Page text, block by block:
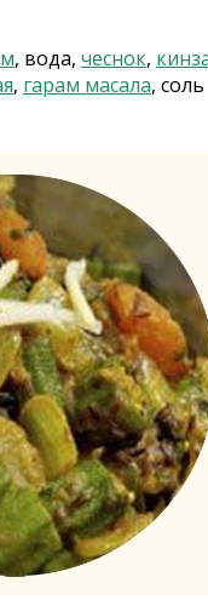
, вода, чеснок,
, гарам масала, соль